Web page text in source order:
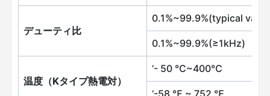
デューティ比
0.1%~99.9%(typical
0.1%~99.9%(≥1kHz)
温度（Kタイプ熱電対）
‘- 50 ℃~400℃